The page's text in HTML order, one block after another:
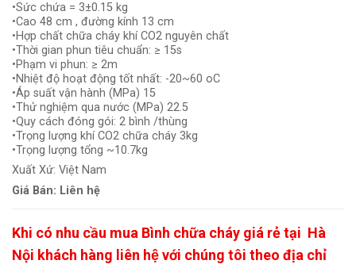
•Sức chứa = 3±0.15 kg
•Cao 48 cm , đường kính 13 cm
•Hợp chất chữa cháy khí CO2 nguyên chất
•Thời gian phun tiêu chuẩn: ≥ 15s
•Phạm vi phun: ≥ 2m
•Nhiệt độ hoạt động tốt nhất: -20~60 oC
•Áp suất vận hành (MPa) 15
•Thử nghiệm qua nước (MPa) 22.5
•Quy cách đóng gói: 2 bình /thùng
•Trọng lượng khí CO2 chữa cháy 3kg
•Trọng lượng tổng ~10.7kg
Xuất Xứ: Việt Nam
Giá Bán: Liên hệ
Khi có nhu cầu mua Bình chữa cháy giá rẻ tại Hà
Nội khách hàng liên hệ với chúng tôi theo địa chỉ